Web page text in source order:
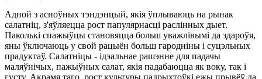
Адной з асноўных тэндэнцый, якія ўплываюць на рынак
салатніц, з'яўляецца рост папулярнасці раслінных дыет.
Паколькі спажыўцы становяцца больш уважлівымі да здароўя,
яны ўключаюць у свой рацыён больш гародніны і суцэльных
прадуктаў. Салатніцы - ідэальнае рашэнне для падачы
маляўнічых, пажыўных салат, якія падабаюцца як воку, так і
густу. Акрамя таго, рост культуры падрыхтоўкі ежы прывёў да